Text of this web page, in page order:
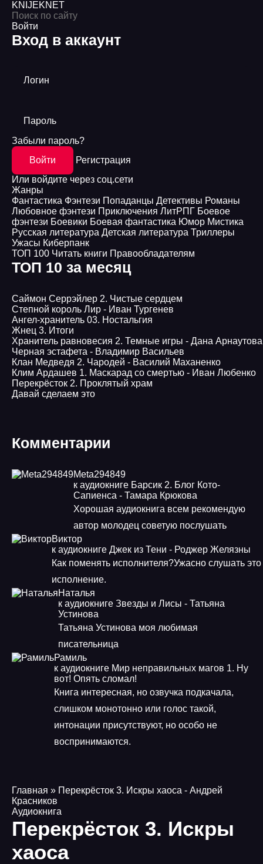
KNIJEKNET
Войти
Вход в аккаунт
Логин
Пароль
Забыли пароль?
Войти
Регистрация
Или войдите через соц.сети
Жанры
Фантастика Фэнтези Попаданцы Детективы Романы
Любовное фэнтези Приключения ЛитРПГ Боевое
фэнтези Боевики Боевая фантастика Юмор Мистика
Русская литература Детская литература Триллеры
Ужасы Киберпанк
ТОП 100 Читать книги Правообладателям
ТОП 10 за месяц
Саймон Серрэйлер 2. Чистые сердцем
Степной король Лир - Иван Тургенев
Ангел-хранитель 03. Ностальгия
Жнец 3. Итоги
Хранитель равновесия 2. Темные игры - Дана Арнаутова
Черная эстафета - Владимир Васильев
Клан Медведя 2. Чародей - Василий Маханенко
Клим Ардашев 1. Маскарад со смертью - Иван Любенко
Перекрёсток 2. Проклятый храм
Давай сделаем это
Комментарии
Meta294849
к аудиокниге Барсик 2. Блог Кото-
Сапиенса - Тамара Крюкова
Хорошая аудиокнига всем рекомендую
автор молодец советую послушать
Виктор
к аудиокниге Джек из Тени - Роджер Желязны
Как поменять исполнителя?Ужасно слушать это
исполнение.
Наталья
к аудиокниге Звезды и Лисы - Татьяна
Устинова
Татьяна Устинова моя любимая
писательница
Рамиль
к аудиокниге Мир неправильных магов 1. Ну
вот! Опять сломал!
Книга интересная, но озвучка подкачала,
слишком монотонно или голос такой,
интонации присутствуют, но особо не
воспринимаются.
Главная » Перекрёсток 3. Искры хаоса - Андрей
Красников
Аудиокнига
Перекрёсток 3. Искры
хаоса